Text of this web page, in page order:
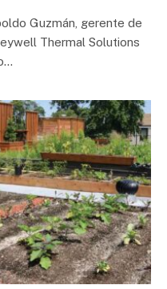
Guzmán, gerente de
Thermal Solutions